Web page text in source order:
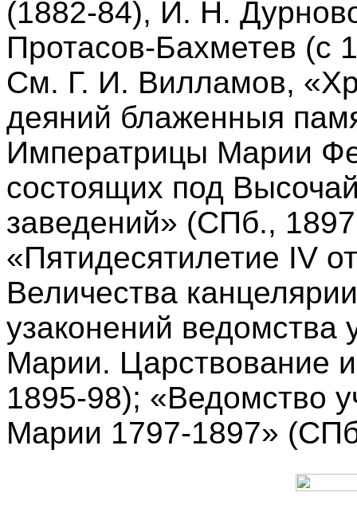
(1882-84), И. Н.
Протасов-Бахметев (с
См. Г. И. Вилламов,
деяний блаженныя
Императрицы Марии
состоящих под
заведений» (СПб.,
«Пятидесятилетие IV
Величества
узаконений
Марии. Царствование
1895-98); «Ведомство
Марии 1797-1897»